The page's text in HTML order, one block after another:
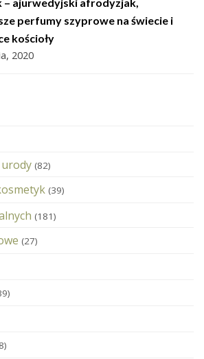
perfumy szyprowe na świecie i
kościoły
2020
(82)
(39)
(181)
(27)